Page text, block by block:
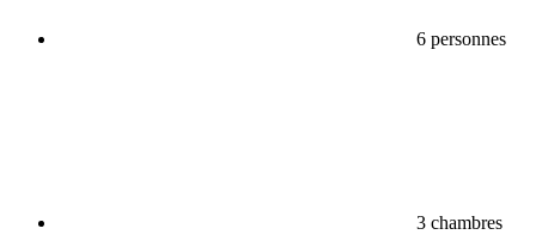
6 personnes
3 chambres